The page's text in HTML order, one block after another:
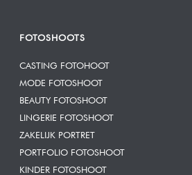
FOTOSHOOTS
CASTING FOTOHOOT
MODE FOTOSHOOT
BEAUTY FOTOSHOOT
LINGERIE FOTOSHOOT
ZAKELIJK PORTRET
PORTFOLIO FOTOSHOOT
KINDER FOTOSHOOT